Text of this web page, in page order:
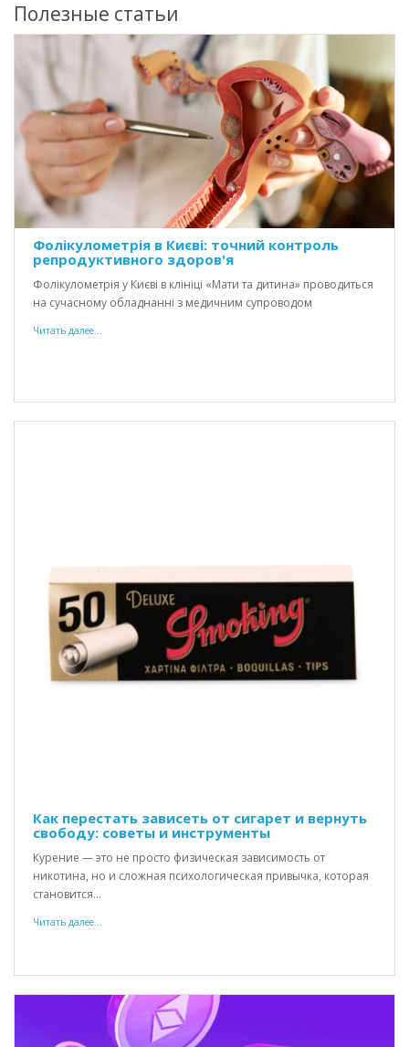
Полезные статьи
Фолікулометрія в Києві: точний контроль
репродуктивного здоров'я
Фолікулометрія у Києві в клініці «Мати та дитина» проводиться
на сучасному обладнанні з медичним супроводом
Читать далее...
Как перестать зависеть от сигарет и вернуть
свободу: советы и инструменты
Курение — это не просто физическая зависимость от
никотина, но и сложная психологическая привычка, которая
становится...
Читать далее...